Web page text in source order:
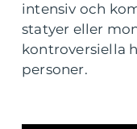
intensiv och
statyer eller
kontroversiella
personer.